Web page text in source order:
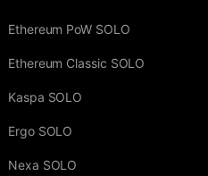
Ethereum PoW SOLO
Ethereum Classic SOLO
Kaspa SOLO
Ergo SOLO
Nexa SOLO